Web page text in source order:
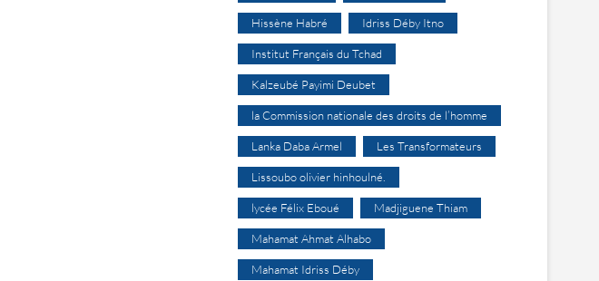
Hissène Habré Idriss Déby Itno
Institut Français du Tchad
Kalzeubé Payimi Deubet
la Commission nationale des droits de l’homme
Lanka Daba Armel Les Transformateurs
Lissoubo olivier hinhoulné.
lycée Félix Eboué Madjiguene Thiam
Mahamat Ahmat Alhabo
Mahamat Idriss Déby